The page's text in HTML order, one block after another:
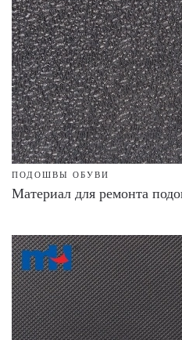
ПОДОШВЫ ОБУВИ
Материал для ремонта